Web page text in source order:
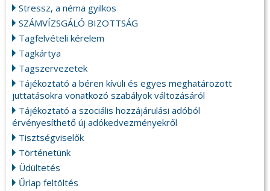
Stressz, a néma gyilkos
SZÁMVÍZSGÁLÓ BIZOTTSÁG
Tagfelvételi kérelem
Tagkártya
Tagszervezetek
Tájékoztató a béren kívüli és egyes meghatározott
juttatásokra vonatkozó szabályok változásáról
Tájékoztató a szociális hozzájárulási adóból
érvényesíthető új adókedvezményekről
Tisztségviselők
Történetünk
Üdültetés
Űrlap feltöltés